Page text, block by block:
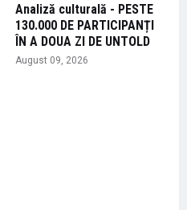
Analiză culturală - PESTE
130.000 DE PARTICIPANȚI
ÎN A DOUA ZI DE UNTOLD
August 09, 2026